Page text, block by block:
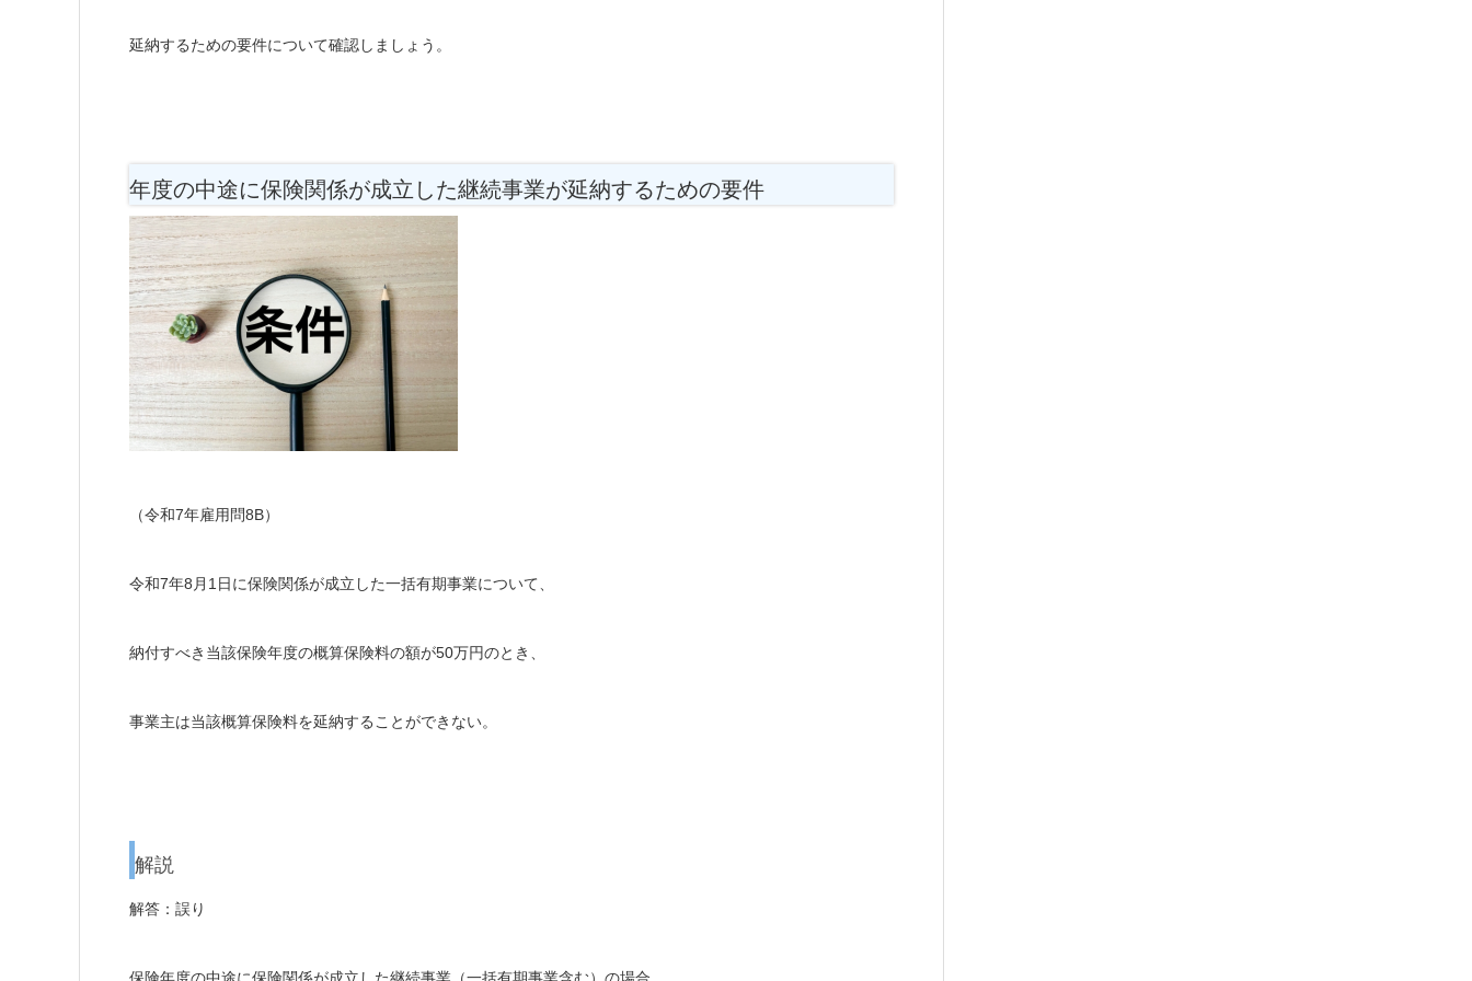
延納するための要件について確認しましょう。
年度の中途に保険関係が成立した継続事業が延納するための要件
（令和7年雇用問8B）
令和7年8月1日に保険関係が成立した一括有期事業について、
納付すべき当該保険年度の概算保険料の額が50万円のとき、
事業主は当該概算保険料を延納することができない。
解説
解答：誤り